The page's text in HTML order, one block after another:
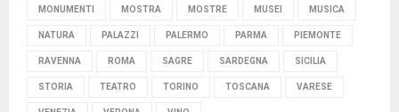
MONUMENTI MOSTRA MOSTRE MUSEI MUSICA
NATURA PALAZZI PALERMO PARMA PIEMONTE
RAVENNA ROMA SAGRE SARDEGNA SICILIA
STORIA TEATRO TORINO TOSCANA VARESE